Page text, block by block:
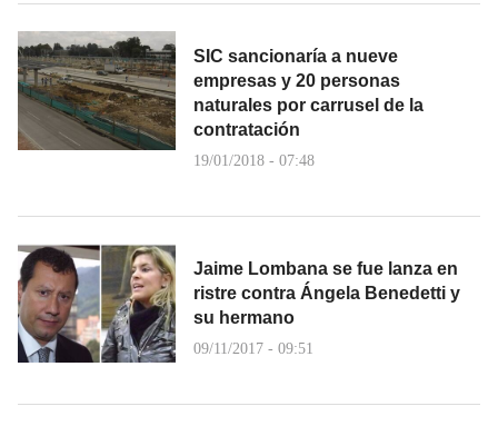
SIC sancionaría a nueve
empresas y 20 personas
naturales por carrusel de la
contratación
19/01/2018 - 07:48
Jaime Lombana se fue lanza en
ristre contra Ángela Benedetti y
su hermano
09/11/2017 - 09:51